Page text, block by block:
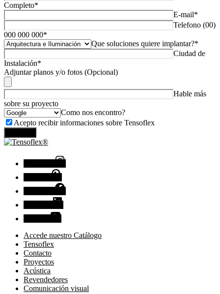
Completo*
E-mail*
Telefono (00)
000 000 000*
Que soluciones quiere implantar?*
Ciudad de
Instalación*
Adjuntar planos y/o fotos (Opcional)
Hable más
sobre su proyecto
Como nos encontro?
Acepto recibir informaciones sobre Tensoflex
Accede nuestro Catálogo
Tensoflex
Contacto
Proyectos
Acústica
Revendedores
Comunicación visual